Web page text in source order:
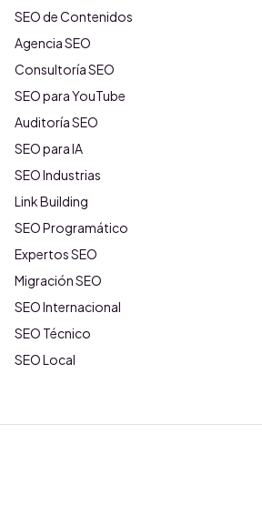
SEO de Contenidos
Agencia SEO
Consultoría SEO
SEO para YouTube
Auditoría SEO
SEO para IA
SEO Industrias
Link Building
SEO Programático
Expertos SEO
Migración SEO
SEO Internacional
SEO Técnico
SEO Local